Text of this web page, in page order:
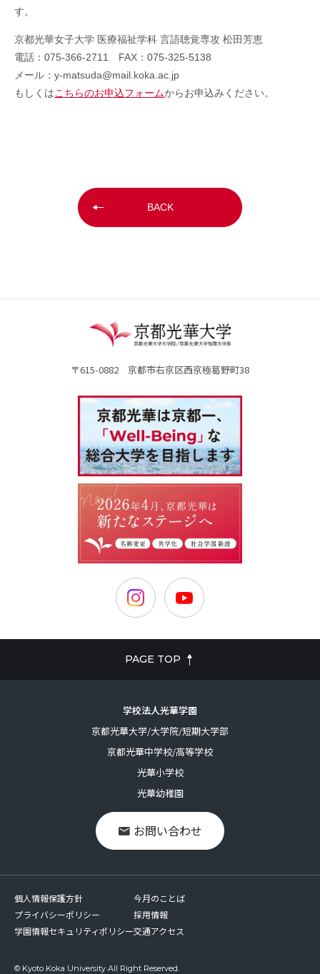
す。
京都光華女子大学 医療福祉学科 言語聴覚専攻 松田芳恵
電話：075-366-2711 FAX：075-325-5138
メール：y-matsuda@mail.koka.ac.jp
もしくはこちらのお申込フォームからお申込みください。
BACK
〒615-0882 京都市右京区西京極葛野町38
PAGE TOP
学校法人光華学園
京都光華大学/大学院/短期大学部
京都光華中学校/高等学校
光華小学校
光華幼稚園
お問い合わせ
個人情報保護方針
プライバシーポリシー
学園情報セキュリティポリシー
今月のことば
採用情報
交通アクセス
© Kyoto Koka University All Right Reserved.